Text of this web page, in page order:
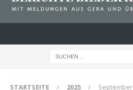
STARTSEITE 2025 September